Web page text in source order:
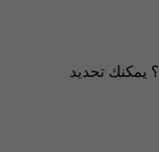
هل تريد ألا يتداخل العمل مع وقت فراغك؟ أو هل لديك اتصال بيانات أرخص على إحدى بطاقتي SIM؟ يمكنك تحديد